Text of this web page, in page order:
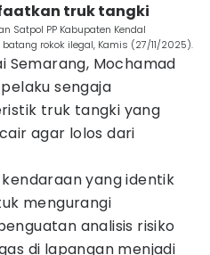
truk tangki
Satpol PP Kabupaten Kendal
rokok ilegal, Kamis (27/11/2025).
Semarang, Mochamad
sengaja
truk tangki yang
agar lolos dari
yang identik
mengurangi
analisis risiko
di lapangan menjadi